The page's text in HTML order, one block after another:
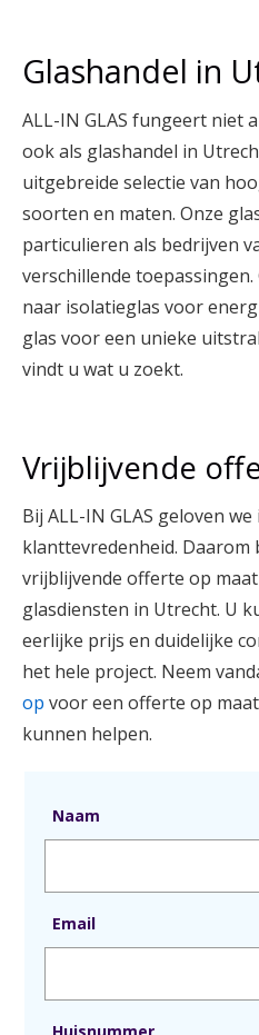
Glashandel in
ALL-IN GLAS fungeert niet
ook als glashandel in
uitgebreide selectie van
soorten en maten. Onze
particulieren als bedrijven
verschillende
naar isolatieglas voor
glas voor een unieke
vindt u wat u zoekt.
Vrijblijvende
Bij ALL-IN GLAS geloven
klanttevredenheid. Daarom
vrijblijvende offerte op
glasdiensten in Utrecht. U
eerlijke prijs en duidelijke
het hele project. Neem
op voor een offerte op
kunnen helpen.
Naam
Email